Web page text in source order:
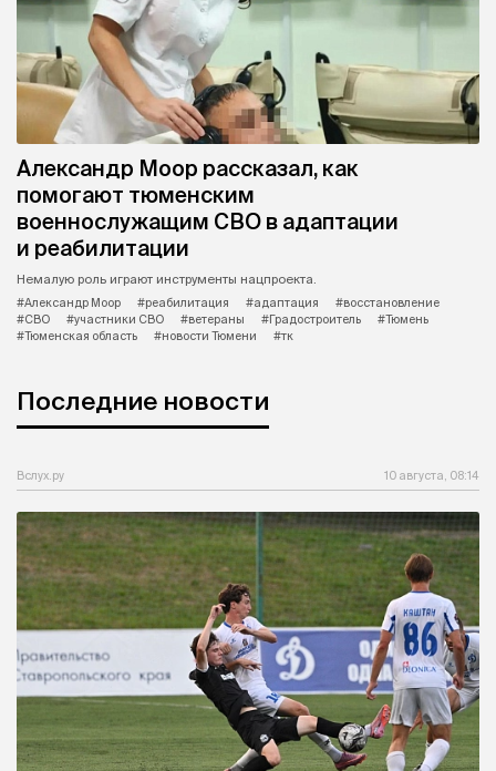
Александр Моор рассказал, как
помогают тюменским
военнослужащим СВО в адаптации
и реабилитации
Немалую роль играют инструменты нацпроекта.
#Александр Моор
#реабилитация #адаптация
#восстановление
#СВО
#участники СВО #ветераны #Градостроитель
#Тюмень
#Тюменская область
#новости Тюмени #тк
Последние новости
Вслух.ру 10 августа, 08:14